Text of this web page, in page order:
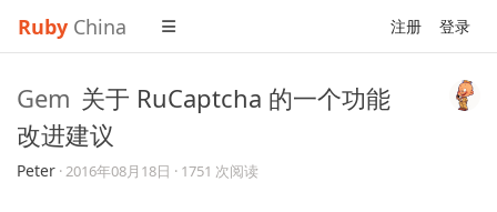
Ruby China 注册 登录
Gem 关于 RuCaptcha 的一个功能
改进建议
Peter ·2016年08月18日 · 1751 次阅读